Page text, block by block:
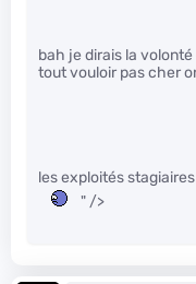
bah je dirais la
tout vouloir pas cher
les exploités
" />